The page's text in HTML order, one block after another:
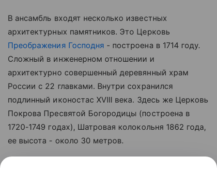
В ансамбль входят несколько известных
архитектурных памятников. Это Церковь
Преображения Господня - построена в 1714 году.
Сложный в инженерном отношении и
архитектурно совершенный деревянный храм
России с 22 главками. Внутри сохранился
подлинный иконостас XVIII века. Здесь же Церковь
Покрова Пресвятой Богородицы (построена в
1720-1749 годах), Шатровая колокольня 1862 года,
ее высота - около 30 метров.